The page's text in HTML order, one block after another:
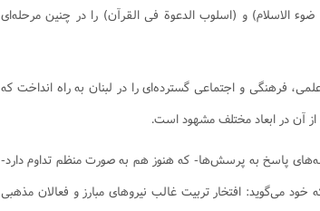
ضوء الاسلام) و (اسلوب الدعوة فی القرآن) را در چنین مرحله‌ای
در سال 1966م فعالیت‌های علمی، فرهنگی و اجتماعی گسترده‌ای را در لبنان به راه انداخت که
پاسخ به پرسش‌ها-‌ که هنوز هم به صورت منظم تداوم دارد-‌
می‌گوید: افتخار تربیت غالب نیروهای مبارز و فعالان مذهبی